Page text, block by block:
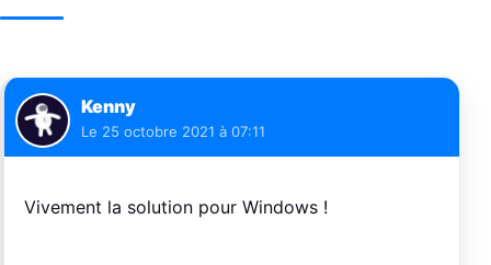
Kenny
Le 25 octobre 2021 à 07:11
Vivement la solution pour Windows !